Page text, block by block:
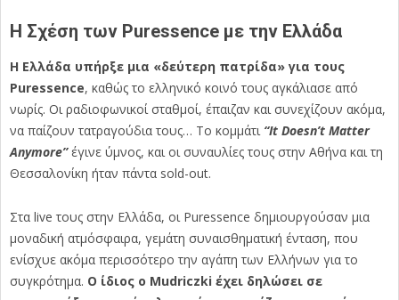
Η Σχέση των Puressence με την Ελλάδα
Η Ελλάδα υπήρξε μια «δεύτερη πατρίδα» για τους
Puressence, καθώς το ελληνικό κοινό τους αγκάλιασε από
νωρίς. Οι ραδιοφωνικοί σταθμοί, έπαιζαν και συνεχίζουν ακόμα,
να παίζουν τατραγούδια τους… Το κομμάτι “It Doesn’t Matter
Anymore” έγινε ύμνος, και οι συναυλίες τους στην Αθήνα και τη
Θεσσαλονίκη ήταν πάντα sold-out.
Στα live τους στην Ελλάδα, οι Puressence δημιουργούσαν μια
μοναδική ατμόσφαιρα, γεμάτη συναισθηματική ένταση, που
ενίσχυε ακόμα περισσότερο την αγάπη των Ελλήνων για το
συγκρότημα. Ο ίδιος ο Mudriczki έχει δηλώσει σε